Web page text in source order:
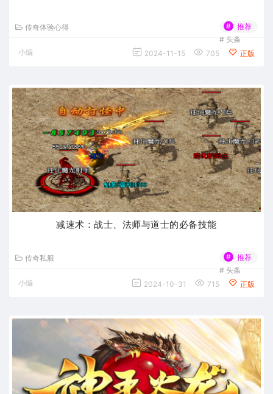
传奇体验心得 #
推荐
# 头条
小编
2024-11-15 705 正版
减速术：战士、法师与道士的必备技能
传奇私服 #
推荐
# 头条
小编
2024-10-31 715 正版